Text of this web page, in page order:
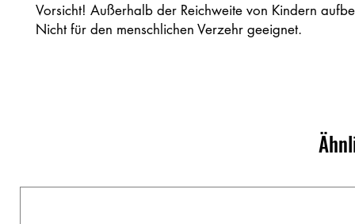
Vorsicht! Außerhalb der Reichweite von Kindern
Nicht für den menschlichen Verzehr geeignet.